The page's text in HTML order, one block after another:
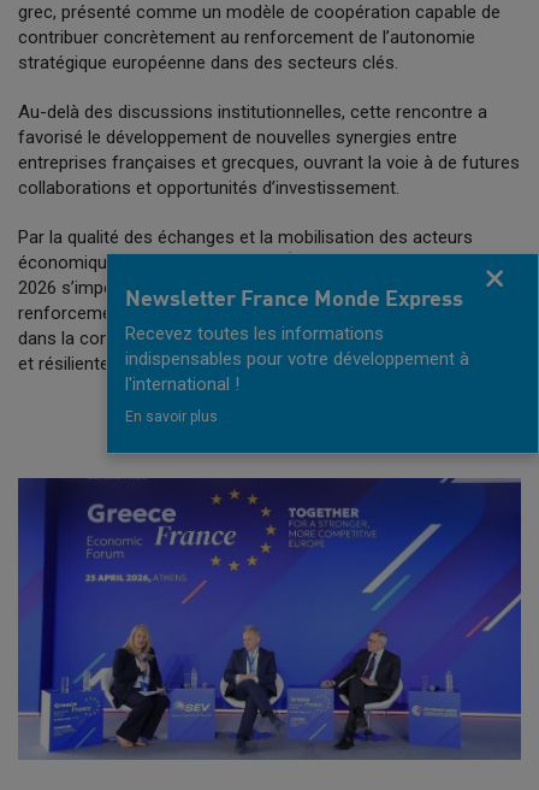
grec, présenté comme un modèle de coopération capable de
contribuer concrètement au renforcement de l’autonomie
stratégique européenne dans des secteurs clés.
Au-delà des discussions institutionnelles, cette rencontre a
favorisé le développement de nouvelles synergies entre
entreprises françaises et grecques, ouvrant la voie à de futures
collaborations et opportunités d’investissement.
Par la qualité des échanges et la mobilisation des acteurs
économiques présents, le Forum Économique France-Grèce
2026 s’impose comme une étape importante dans le
renforcement des relations économiques franco-grecques et
dans la construction d’une Europe plus souveraine, innovante
et résiliente.
EN SAVOIR PLUS
Newsletter France Monde Express
Recevez toutes les informations
indispensables pour votre développement à
l'international !
En savoir plus